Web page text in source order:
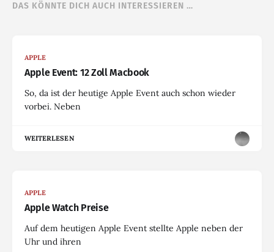
DAS KÖNNTE DICH AUCH INTERESSIEREN …
APPLE
Apple Event: 12 Zoll Macbook
So, da ist der heutige Apple Event auch schon wieder
vorbei. Neben
WEITERLESEN
APPLE
Apple Watch Preise
Auf dem heutigen Apple Event stellte Apple neben der
Uhr und ihren